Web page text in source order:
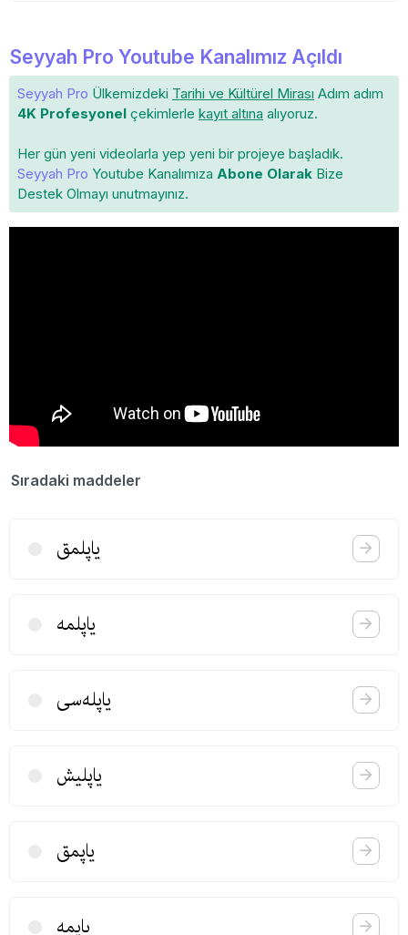
Seyyah Pro Youtube Kanalımız Açıldı
Seyyah Pro Ülkemizdeki Tarihi ve Kültürel Mirası Adım adım
4K Profesyonel çekimlerle kayıt altına alıyoruz.
Her gün yeni videolarla yep yeni bir projeye başladık.
Seyyah Pro Youtube Kanalımıza Abone Olarak Bize
Destek Olmayı unutmayınız.
Sıradaki maddeler
یاپلمق
یاپلمه
یاپله‌سی
یاپلیش
یاپمق
یاپمه